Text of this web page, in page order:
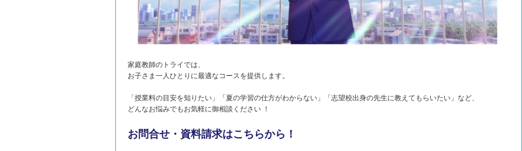
家庭教師のトライでは、
お子さま一人ひとりに最適なコースを提供します。
「授業料の目安を知りたい」「夏の学習の仕方がわからない」「志望校出身の先生に教えてもらいたい」など、
どんなお悩みでもお気軽に御相談ください ！
お問合せ・資料請求はこちらから！